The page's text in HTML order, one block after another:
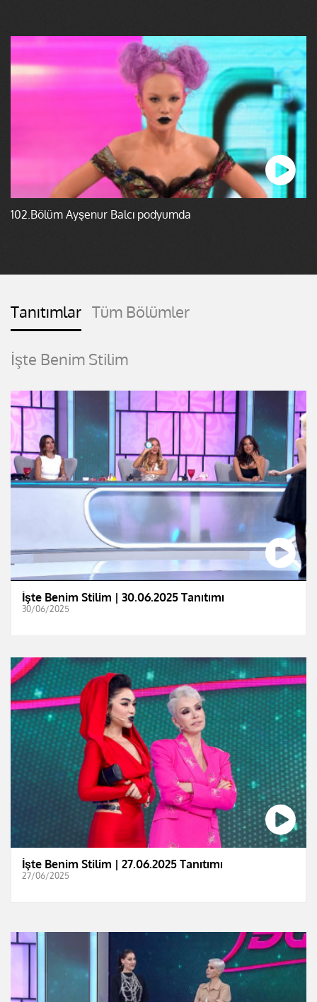
102.Bölüm Ayşenur Balcı podyumda
Tanıtımlar Tüm Bölümler
İşte Benim Stilim
İşte Benim Stilim | 30.06.2025 Tanıtımı
30/06/2025
İşte Benim Stilim | 27.06.2025 Tanıtımı
27/06/2025